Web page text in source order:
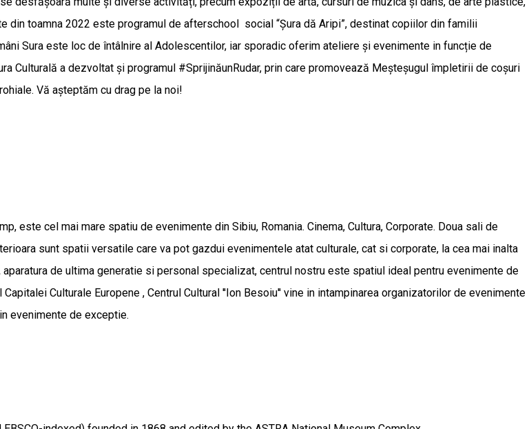
toamna 2022 este programul de afterschool social “Șura dă Aripi”, destinat copiilor din familii
Sura este loc de întâlnire al Adolescentilor, iar sporadic oferim ateliere și evenimente in funcție de
Culturală a dezvoltat și programul #SprijinăunRudar, prin care promovează Meșteșugul împletirii de coșuri
Vă așteptăm cu drag pe la noi!
este cel mai mare spatiu de evenimente din Sibiu, Romania. Cinema, Cultura, Corporate. Doua sali de
sunt spatii versatile care va pot gazdui evenimentele atat culturale, cat si corporate, la cea mai inalta
de ultima generatie si personal specializat, centrul nostru este spatiul ideal pentru evenimente de
Culturale Europene , Centrul Cultural ''Ion Besoiu'' vine in intampinarea organizatorilor de evenimente
evenimente de exceptie.